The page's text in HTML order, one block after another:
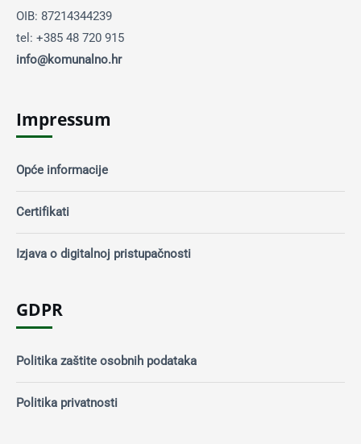
OIB: 87214344239
tel: +385 48 720 915
info@komunalno.hr
Impressum
Opće informacije
Certifikati
Izjava o digitalnoj pristupačnosti
GDPR
Politika zaštite osobnih podataka
Politika privatnosti